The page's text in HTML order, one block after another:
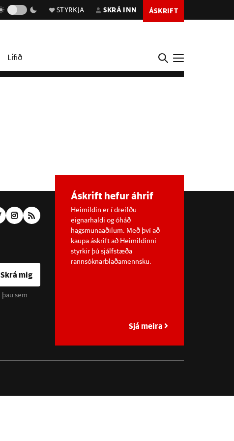
STYRKJA SKRÁ INN ÁSKRIFT
Lífið
Skrá mig
sem
Áskrift hefur áhrif
Heimildin er í dreifðu
eignarhaldi og óháð
hagsmunaaðilum. Með því að
kaupa áskrift að Heimildinni
styrkir þú sjálfstæða
rannsóknarblaðamennsku.
Sjá meira